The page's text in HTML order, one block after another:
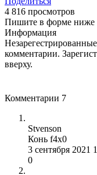
4 816 просмотров
Пишите в форме ниже
Информация
комментарии.
вверху.
Комментарии 7
Stvenson
Конь f4x0
3 сентября 2021
0